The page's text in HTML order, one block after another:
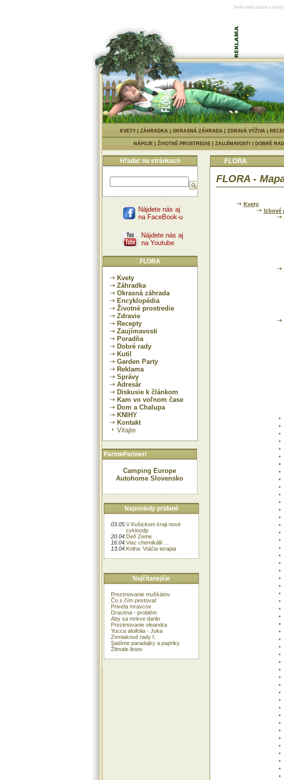
Tento web používa
KVETY ZÁHRADKA OKRASNÁ ZÁHRADA ZDRAVÁ VÝŽIVA
NÁPOJE ŽIVOTNÉ PROSTREDIE ZAUJÍMAVOSTI DOBRÉ
Hľadať na stránkach
Nájdete nás aj
na FaceBook-u
Nájdete nás aj
na Youtube
FLORA
Kvety
Záhradka
Okrasná záhrada
Encyklopédia
Životné prostredie
Zdravie
Recepty
Zaujímavosti
Poradňa
Dobré rady
Kutil
Garden Party
Reklama
Správy
Adresár
Diskusie k článkom
Kam vo voľnom čase
Dom a Chalupa
KNIHY
Kontakt
Vitajte
PartnePartneri
Camping Europe
Autohome Slovensko
Naposledy pridané
03.05. V Košickom kraji nové
cykloodp
20.04. Deň Zeme
16.04. Viac chemikálií ...
13.04. Kniha: Vtáčia terapia
Najčítanejšie
Prezimovanie muškátov
Čo s čím pestovať
Priveľa mravcov
Dracéna - problém
Aby sa mrkve darilo
Prezimovanie oleandra
Yucca aloifolia - Juka
Zemiakové rady I.
Sadíme paradajky a papriky
Žltnutie listov
FLORA
FLORA -
Kvety
Izbové